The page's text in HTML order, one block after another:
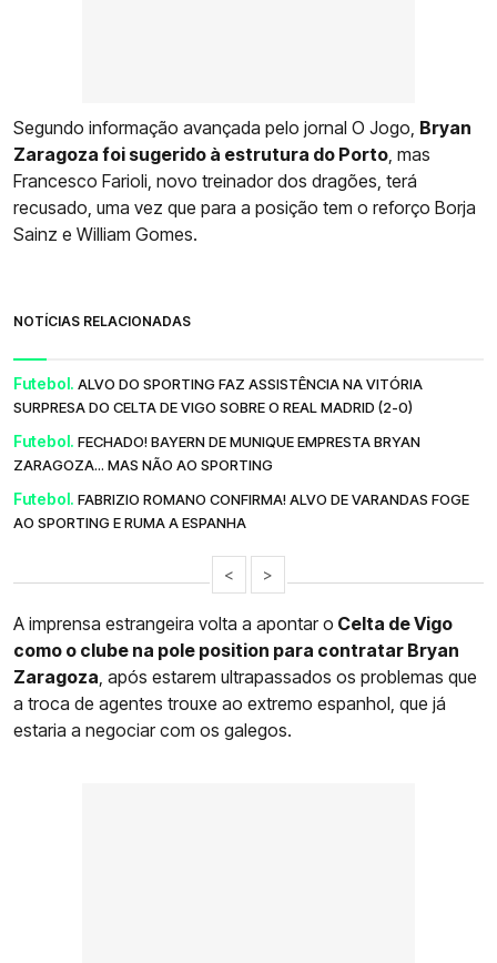
Segundo informação avançada pelo jornal O Jogo, Bryan
Zaragoza foi sugerido à estrutura do Porto, mas
Francesco Farioli, novo treinador dos dragões, terá
recusado, uma vez que para a posição tem o reforço Borja
Sainz e William Gomes.
NOTÍCIAS RELACIONADAS
Futebol. ALVO DO SPORTING FAZ ASSISTÊNCIA NA VITÓRIA
SURPRESA DO CELTA DE VIGO SOBRE O REAL MADRID (2-0)
Futebol. FECHADO! BAYERN DE MUNIQUE EMPRESTA BRYAN
ZARAGOZA... MAS NÃO AO SPORTING
Futebol. FABRIZIO ROMANO CONFIRMA! ALVO DE VARANDAS FOGE
AO SPORTING E RUMA A ESPANHA
< >
A imprensa estrangeira volta a apontar o Celta de Vigo
como o clube na pole position para contratar Bryan
Zaragoza, após estarem ultrapassados os problemas que
a troca de agentes trouxe ao extremo espanhol, que já
estaria a negociar com os galegos.